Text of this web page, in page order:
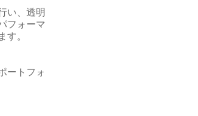
い、透明
フォーマ
す。
ートフォ